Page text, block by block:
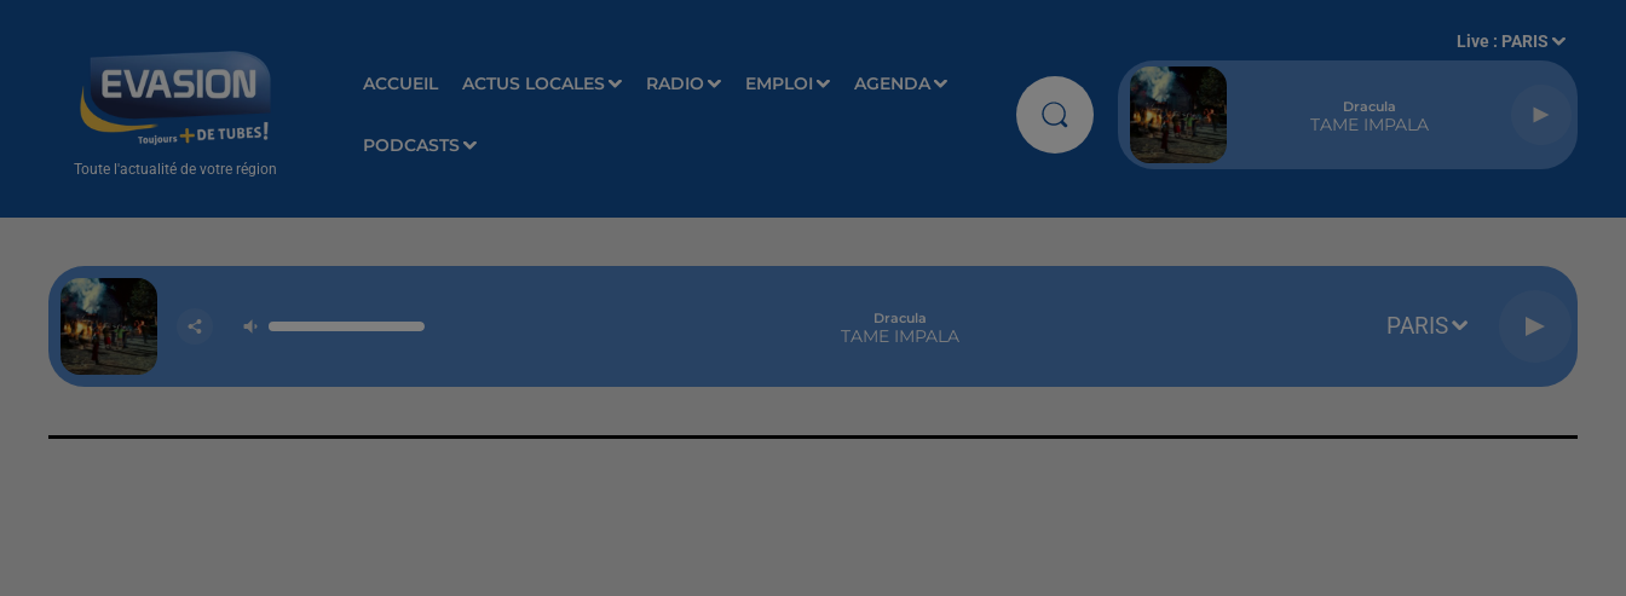
Toute l'actualité de votre région
ACCUEIL ACTUS LOCALES RADIO EMPLOI AGENDA
PODCASTS
Live : PARIS
Dracula
TAME IMPALA
Dracula
TAME IMPALA PARIS